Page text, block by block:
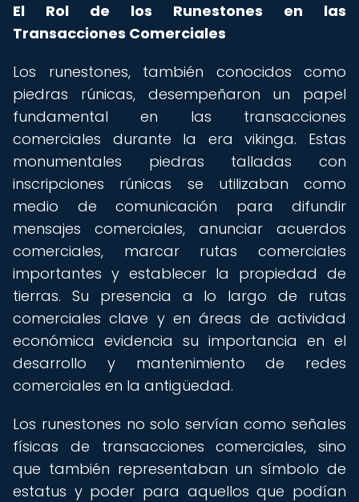
El Rol de los Runestones en las
Transacciones Comerciales
Los runestones, también conocidos como
piedras rúnicas, desempeñaron un papel
fundamental en las transacciones
comerciales durante la era vikinga. Estas
monumentales piedras talladas con
inscripciones rúnicas se utilizaban como
medio de comunicación para difundir
mensajes comerciales, anunciar acuerdos
comerciales, marcar rutas comerciales
importantes y establecer la propiedad de
tierras. Su presencia a lo largo de rutas
comerciales clave y en áreas de actividad
económica evidencia su importancia en el
desarrollo y mantenimiento de redes
comerciales en la antigüedad.
Los runestones no solo servían como señales
físicas de transacciones comerciales, sino
que también representaban un símbolo de
estatus y poder para aquellos que podían